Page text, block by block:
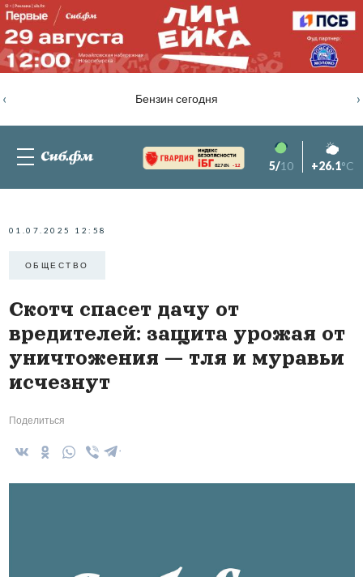
Бензин сегодня
‹ ›
82.76% -1.2 5/10 +26.1°C
01.07.2025 12:58
ОБЩЕСТВО
Скотч спасет дачу от
вредителей: защита урожая от
уничтожения — тля и муравьи
исчезнут
Поделиться